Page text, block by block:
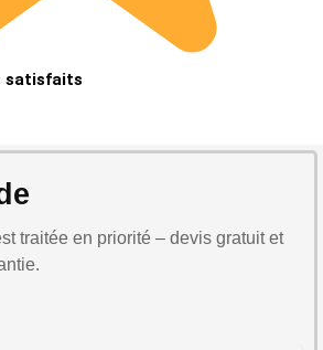
satisfaits
traitée en priorité – devis gratuit et